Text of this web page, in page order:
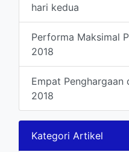
hari kedua
Performa Maksimal
2018
Empat
2018
Kategori Artikel